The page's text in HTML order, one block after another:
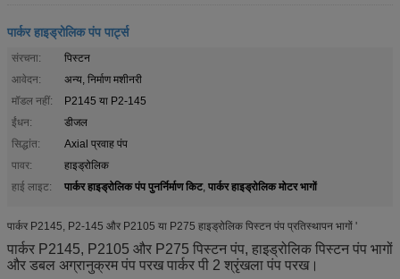
पार्कर हाइड्रोलिक पंप पार्ट्स
संरचना:
पिस्टन
आवेदन:
अन्य, निर्माण मशीनरी
मॉडल नहीं:
P2145 या P2-145
ईंधन:
डीजल
सिद्धांत:
Axial प्रवाह पंप
पावर:
हाइड्रोलिक
हाई लाइट:
पार्कर हाइड्रोलिक पंप पुनर्निर्माण किट, पार्कर हाइड्रोलिक मोटर भागों
पार्कर P2145, P2-145 और P2105 या P275 हाइड्रोलिक पिस्टन पंप प्रतिस्थापन भागों '
पार्कर P2145, P2105 और P275 पिस्टन पंप, हाइड्रोलिक पिस्टन पंप भागों
और डबल अग्रानुक्रम पंप परख पार्कर पी 2 श्रृंखला पंप परख।